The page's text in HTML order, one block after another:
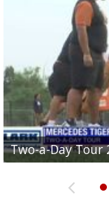
Two-a-Day Tour
Two-a-Day Tour
Two-a-Day Tour
Two-a-Day Tour
Two-a-Day Tour